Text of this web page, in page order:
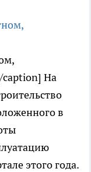
caption] На
в
этого года.